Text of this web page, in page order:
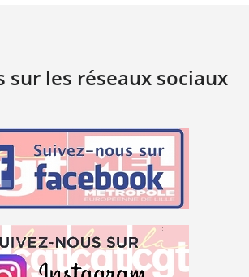
sur les réseaux sociaux